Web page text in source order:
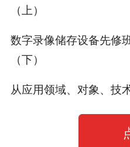
（上）
数字录像储存设备先
（下）
从应用领域、对象、技